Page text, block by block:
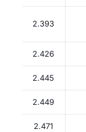
2.393
2.426
2.445
2.449
2.471